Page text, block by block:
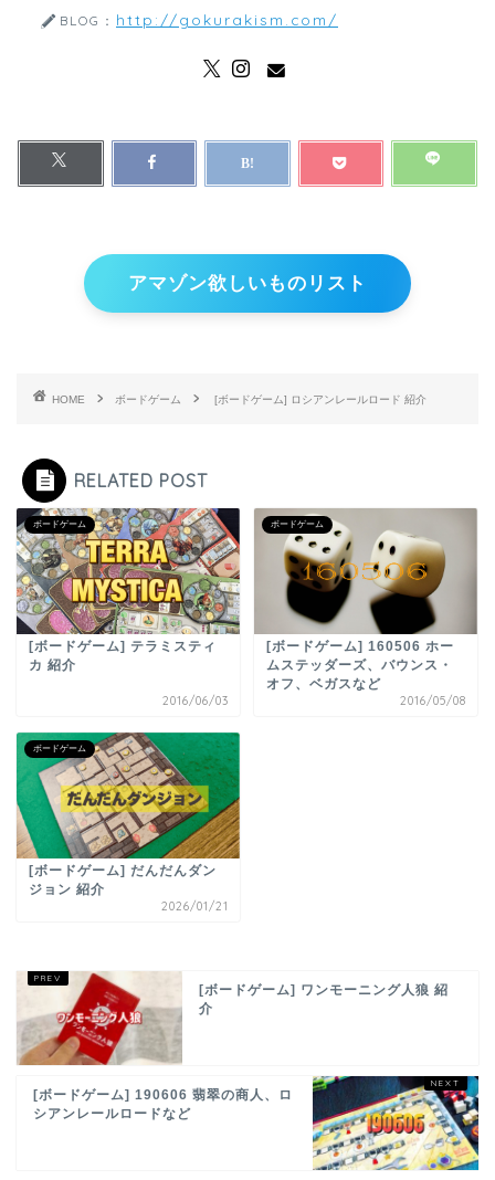
BLOG： http://gokurakism.com/
アマゾン欲しいものリスト
HOME ボードゲーム [ボードゲーム] ロシアンレールロード 紹介
RELATED POST
ボードゲーム
[ボードゲーム] テラミスティ
カ 紹介
2016/06/03
ボードゲーム
[ボードゲーム] 160506 ホー
ムステッダーズ、バウンス・
オフ、ベガスなど
2016/05/08
ボードゲーム
[ボードゲーム] だんだんダン
ジョン 紹介
2026/01/21
[ボードゲーム] ワンモーニング人狼 紹
介
[ボードゲーム] 190606 翡翠の商人、ロ
シアンレールロードなど